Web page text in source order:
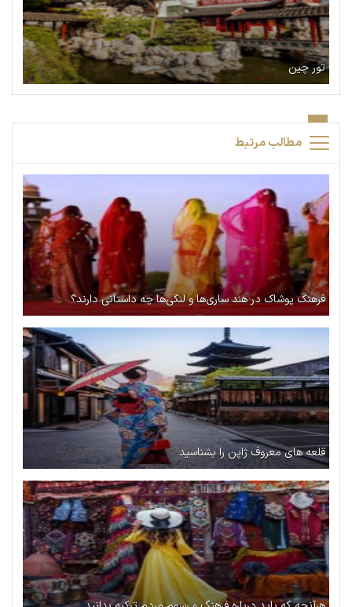
تور چین
مطالب مرتبط
فرهنگ پوشاک در هند ساری‌ها و لنگی‌ها چه داستانی دارند؟
قلعه های معروف ژاپن را بشناسید